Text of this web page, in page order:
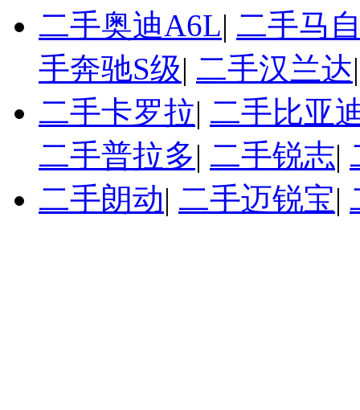
二手奥迪A6L| 二手马
手奔驰S级| 二手汉兰达
二手卡罗拉| 二手比亚
二手普拉多| 二手锐志|
二手朗动| 二手迈锐宝|